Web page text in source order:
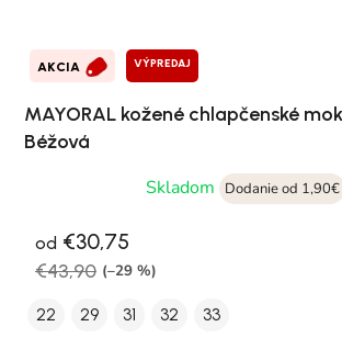
AKCIA VÝPREDAJ
MAYORAL kožené chlapčenské
Béžová
Skladom
Dodanie od 1,90€
od €30,75
€43,90 (–29 %)
22 29 31 32 33